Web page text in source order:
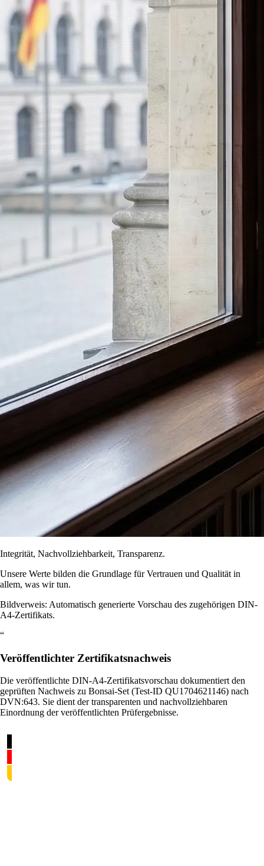
Integrität, Nachvollziehbarkeit, Transparenz.
Unsere Werte bilden die Grundlage für Vertrauen und Qualität in
allem, was wir tun.
Bildverweis: Automatisch generierte Vorschau des zugehörigen DIN-
A4-Zertifikats.
“
Veröffentlichter Zertifikatsnachweis
Die veröffentlichte DIN-A4-Zertifikatsvorschau dokumentiert den
geprüften Nachweis zu Bonsai-Set (Test-ID QU1704621146) nach
DVN:643. Sie dient der transparenten und nachvollziehbaren
Einordnung der veröffentlichten Prüfergebnisse.